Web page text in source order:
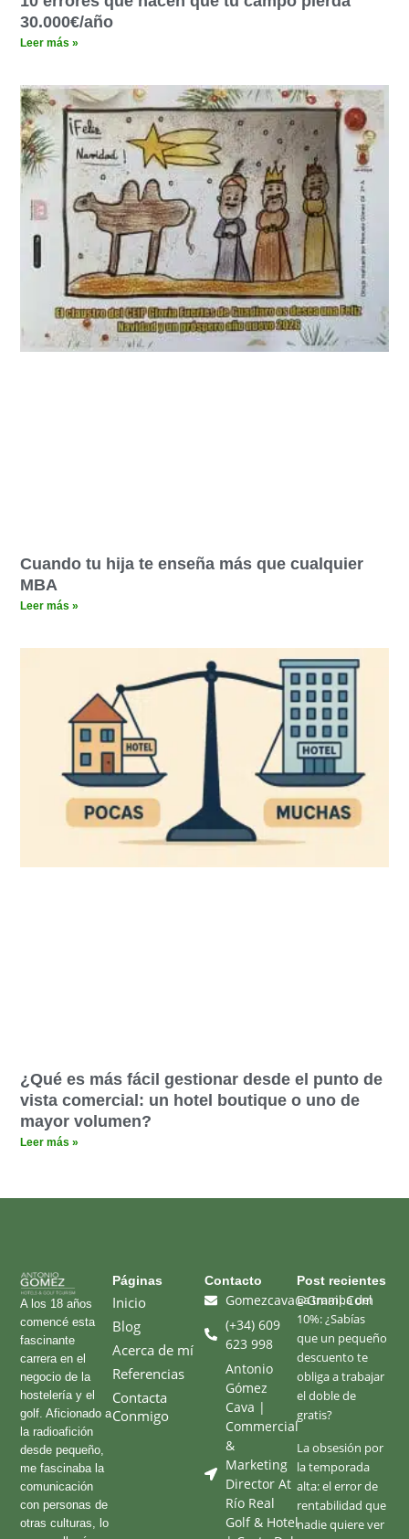
30.000€/año
Leer más »
Cuando tu hija te enseña más que cualquier
MBA
Leer más »
¿Qué es más fácil gestionar desde el punto de
vista comercial: un hotel boutique o uno de
mayor volumen?
Leer más »
A los 18 años
comencé esta
fascinante
carrera en el
negocio de la
hostelería y el
golf. Aficionado a
la radioafición
desde pequeño,
me fascinaba la
comunicación
con personas de
otras culturas, lo
Páginas​
Inicio
Blog
Acerca de mí
Referencias
Contacta
Conmigo
Contacto
Gomezcava@gmail.com
(+34) 609
623 998
Antonio
Gómez
Cava |
Commercial
&
Marketing
Director At
Río Real
Golf & Hotel
Post recientes
La trampa del
10%: ¿Sabías
que un pequeño
descuento te
obliga a trabajar
el doble de
gratis?
La obsesión por
la temporada
alta: el error de
rentabilidad que
nadie quiere ver